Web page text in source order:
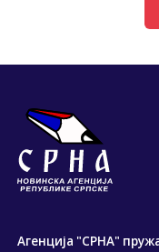
Агенција "СРНА"